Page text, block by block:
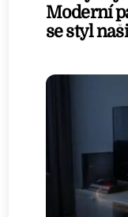
Moderní
se styl